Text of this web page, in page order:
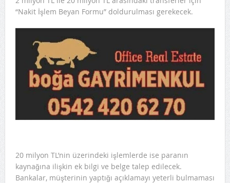
“Nakit İşlem Beyan Formu” doldurulması gerekecek.
20 milyon TL’nin üzerindeki işlemlerde ise paranın
kaynağına ilişkin ek bilgi ve belge talep edilecek.
Bankalar, müşterinin yaptığı açıklamayı yeterli bulmaması